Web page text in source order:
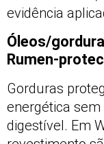
evidência
Óleos/
Rumen-
Gorduras
energética
digestível. Em